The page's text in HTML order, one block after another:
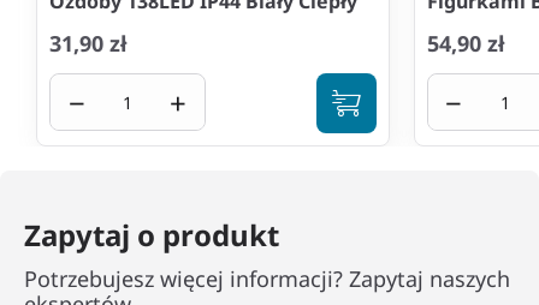
31,90 zł
− +
54,90 zł
−
Zapytaj o produkt
Potrzebujesz więcej informacji? Zapytaj naszych